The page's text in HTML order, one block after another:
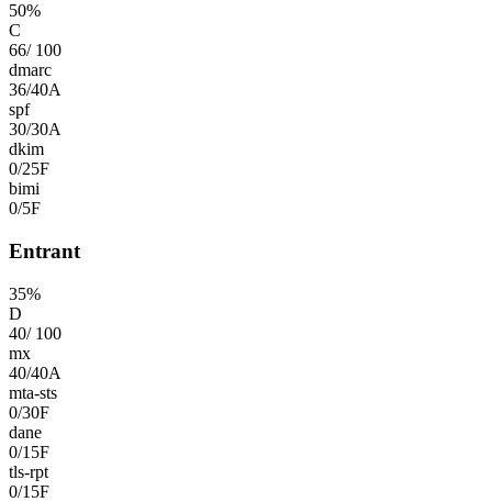
50%
C
66/ 100
dmarc
36/40A
spf
30/30A
dkim
0/25F
bimi
0/5F
Entrant
35%
D
40/ 100
mx
40/40A
mta-sts
0/30F
dane
0/15F
tls-rpt
0/15F